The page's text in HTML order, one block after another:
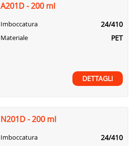
A201D - 200 ml
Imboccatura 24/410
Materiale PET
DETTAGLI
N201D - 200 ml
Imboccatura 24/410